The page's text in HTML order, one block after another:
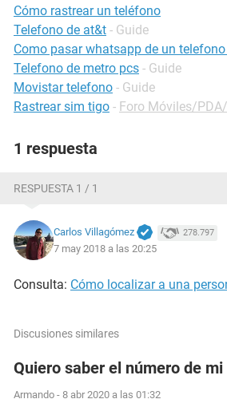
Cómo rastrear un teléfono
Telefono de at&t - Guide
Como pasar whatsapp de un
Telefono de metro pcs - Guide
Movistar telefono - Guide
Rastrear sim tigo - Foro Móviles/
1 respuesta
RESPUESTA 1 / 1
Carlos Villagómez 278.797
7 may 2018 a las 20:25
Consulta: Cómo localizar a una
Discusiones similares
Quiero saber el número de
Armando - 8 abr 2020 a las 01:32